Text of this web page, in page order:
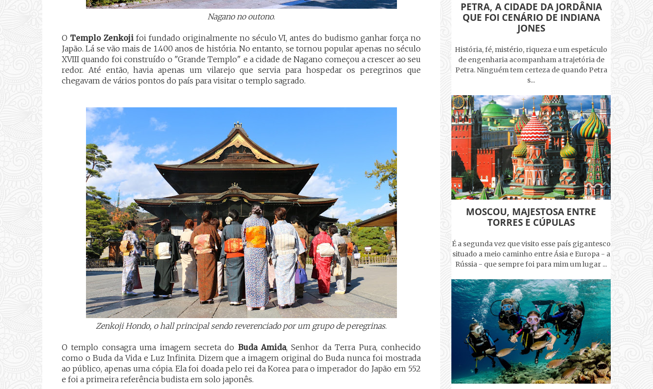
Nagano no outono.
O Templo Zenkojifoi fundado originalmente no século VI, antes do budismo ganhar força no
Japão. Lá se vão mais de 1.400 anos de história. No entanto, se tornou popular apenas no século
XVIII quando foi construído o "Grande Templo" e a cidade de Nagano começou a crescer ao seu
redor. Até então, havia apenas um vilarejo que servia para hospedar os peregrinos que
chegavam de vários pontos do país para visitar o templo sagrado.
Zenkoji Hondo, o hall principal sendo reverenciado por um grupo de peregrinas.
O templo consagra uma imagem secreta do Buda Amida, Senhor da Terra Pura, conhecido
como o Buda da Vida e Luz Infinita. Dizem que a imagem original do Buda nunca foi mostrada
ao público, apenas uma cópia. Ela foi doada pelo rei da Korea para o imperador do Japão em 552
e foi a primeira referência budista em solo japonês.
PETRA, A CIDADE DA JORDÂNIA
QUE FOI CENÁRIO DE INDIANA
JONES
História, fé, mistério, riqueza e um espetáculo
de engenharia acompanham a trajetória de
Petra. Ninguém tem certeza de quando Petra
s...
MOSCOU, MAJESTOSA ENTRE
TORRES E CÚPULAS
É a segunda vez que visito esse país gigantesco
situado a meio caminho entre Ásia e Europa - a
Rússia - que sempre foi para mim um lugar ...